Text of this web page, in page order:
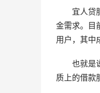
宜人贷服
金需求。目
用户，其中
也就是说
质上的借款